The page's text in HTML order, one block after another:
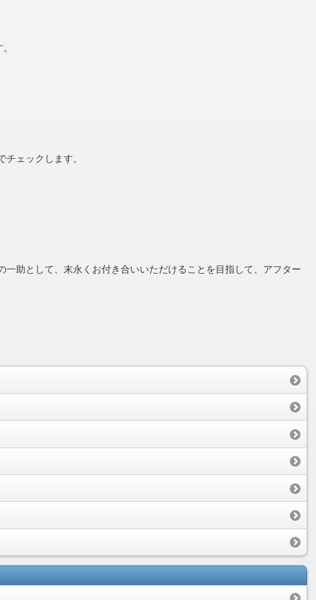
ェックします。
助として、末永くお付き合いいただけることを目指して、アフター